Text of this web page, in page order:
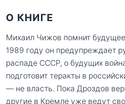
О КНИГЕ
Михаил Чижов помнит
1989 году он предупреждает
распаде СССР, о будущих
подготовит теракты в
— не власть. Пока Дроздов
другие в Кремле уже ведут